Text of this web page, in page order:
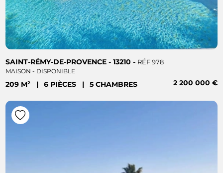
SAINT-RÉMY-DE-PROVENCE - 13210 - RÉF 978
MAISON - DISPONIBLE
209 M² | 6 PIÈCES | 5 CHAMBRES 2 200 000 €